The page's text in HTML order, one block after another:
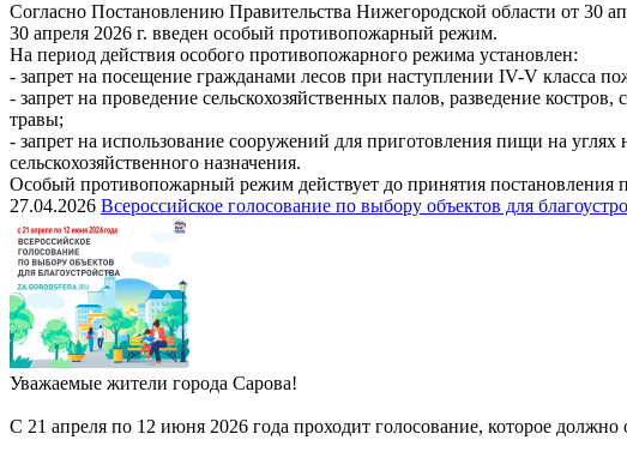
Согласно Постановлению Правительства Нижегородской области от 30
30 апреля 2026 г. введен особый противопожарный режим.
На период действия особого противопожарного режима установлен:
- запрет на посещение гражданами лесов при наступлении IV-V класса
- запрет на проведение сельскохозяйственных палов, разведение
травы;
- запрет на использование сооружений для приготовления пищи на
сельскохозяйственного назначения.
Особый противопожарный режим действует до принятия постановления
27.04.2026 Всероссийское голосование по выбору объектов для
Уважаемые жители города Сарова!
С 21 апреля по 12 июня 2026 года проходит голосование, которое